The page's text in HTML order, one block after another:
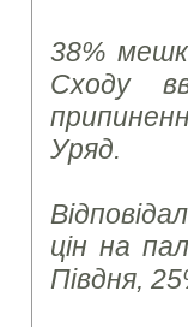
38%
Сходу
Уряд.
цін на
Півдня,